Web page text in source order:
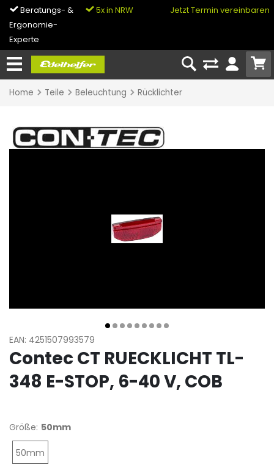
Beratungs- &
Ergonomie-
Experte
5x in NRW
0% Finanzierung
Jetzt Termin vereinbaren
Home Teile Beleuchtung Rücklichter
EAN: 4251507993579
Contec CT RUECKLICHT TL-
348 E-STOP, 6-40 V, COB
Größe: 50mm
50mm